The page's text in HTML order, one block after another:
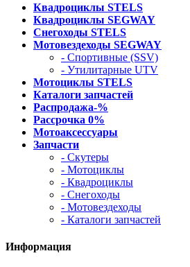
Квадроциклы STELS
Квадроциклы SEGWAY
Снегоходы STELS
Мотовездеходы SEGWAY
- Спортивные (SSV)
- Утилитарные UTV
Мотоциклы STELS
Каталоги запчастей
Распродажа-%
Рассрочка 0%
Мотоаксессуары
Запчасти
- Скутеры
- Мотоциклы
- Квадроциклы
- Снегоходы
- Мотовездеходы
- Каталоги запчастей
Информация